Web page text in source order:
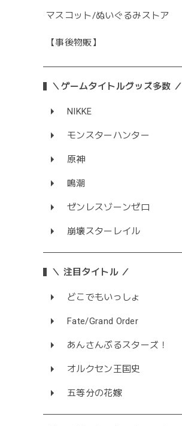
マスコット/ぬいぐるみストア
【事後物販】
＼ゲームタイトルグッズ多数 ／
NIKKE
モンスターハンター
原神
鳴潮
ゼンレスゾーンゼロ
崩壊スターレイル
＼ 注目タイトル ／
どこでもいっしょ
Fate/Grand Order
あんさんぶるスターズ！
オルクセン王国史
五等分の花嫁